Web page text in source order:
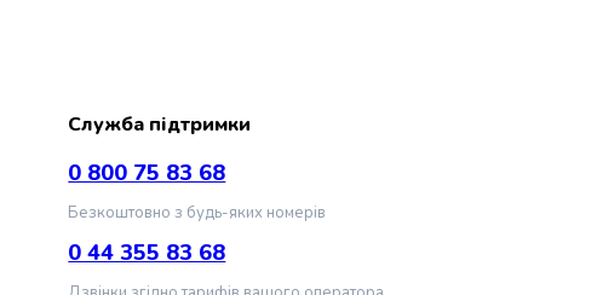
Служба підтримки
0 800 75 83 68
Безкоштовно з будь-яких номерів
0 44 355 83 68